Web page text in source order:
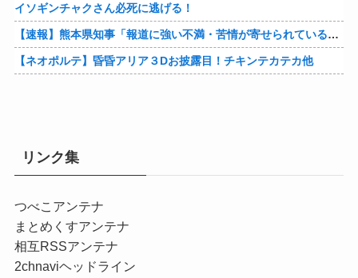
イソギンチャクさん必死に逃げる！
【速報】熊本県知事「報道に強い不満・苦情が寄せられている」→TBSの報道特集がまさにそれな件他
【ネオポルテ】昏昏アリア３Dお披露目！チキンテカテカ他
リンク集
つべこアンテナ
まとめくすアンテナ
相互RSSアンテナ
2chnaviヘッドライン